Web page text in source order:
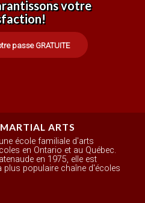
votre
passe GRATUITE
ARTS
école familiale d'arts
en Ontario et au Québec.
en 1975, elle est
plus populaire chaîne d'écoles